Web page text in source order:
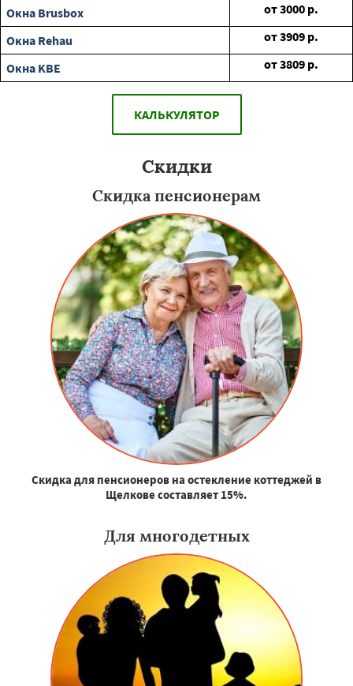
Окна Brusbox
от3000 р.
Окна Rehau
от3909 р.
Окна KBE
от3809 р.
КАЛЬКУЛЯТОР
Скидки
Скидка пенсионерам
Скидка для пенсионеров на остекление коттеджей в
Щелкове составляет 15%.
Для многодетных